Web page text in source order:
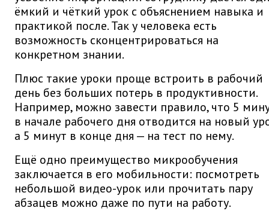
ёмкий и чёткий урок с объяснением навыка и
практикой после. Так у человека есть
возможность сконцентрироваться на
конкретном знании.
Плюс такие уроки проще встроить в рабочий
день без больших потерь в продуктивности.
Например, можно завести правило, что 5
в начале рабочего дня отводится на новый
а 5 минут в конце дня — на тест по нему.
Ещё одно преимущество микрообучения
заключается в его мобильности: посмотреть
небольшой видео-урок или прочитать пару
абзацев можно даже по пути на работу.